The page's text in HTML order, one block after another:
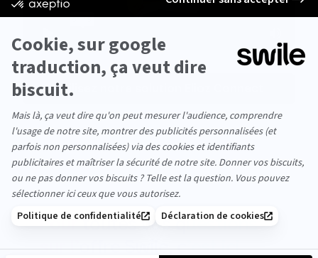
Utilisez notre solution Elioz Connect
Pour toutes vos questions
sur l’offre Swile, c’est ici.